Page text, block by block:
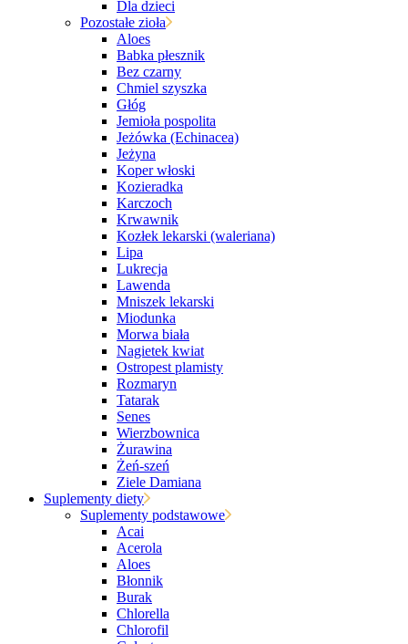
Dla dzieci
Pozostałe zioła
Aloes
Babka płesznik
Bez czarny
Chmiel szyszka
Głóg
Jemioła pospolita
Jeżówka (Echinacea)
Jeżyna
Koper włoski
Kozieradka
Karczoch
Krwawnik
Kozłek lekarski (waleriana)
Lipa
Lukrecja
Lawenda
Mniszek lekarski
Miodunka
Morwa biała
Nagietek kwiat
Ostropest plamisty
Rozmaryn
Tatarak
Senes
Wierzbownica
Żurawina
Żeń-szeń
Ziele Damiana
Suplementy diety
Suplementy podstawowe
Acai
Acerola
Aloes
Błonnik
Burak
Chlorella
Chlorofil